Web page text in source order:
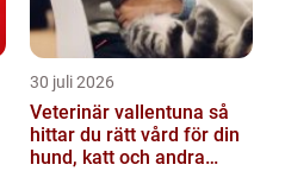
30 juli 2026
Veterinär vallentuna så
hittar du rätt vård för din
hund, katt och andra